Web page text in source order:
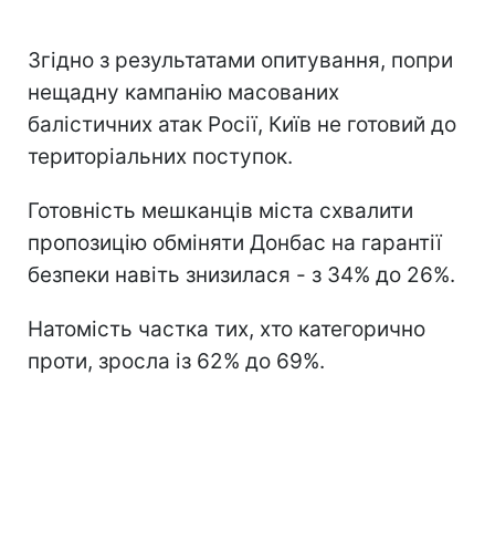
Згідно з результатами опитування, попри
нещадну кампанію масованих
балістичних атак Росії, Київ не готовий до
територіальних поступок.
Готовність мешканців міста схвалити
пропозицію обміняти Донбас на гарантії
безпеки навіть знизилася - з 34% до 26%.
Натомість частка тих, хто категорично
проти, зросла із 62% до 69%.